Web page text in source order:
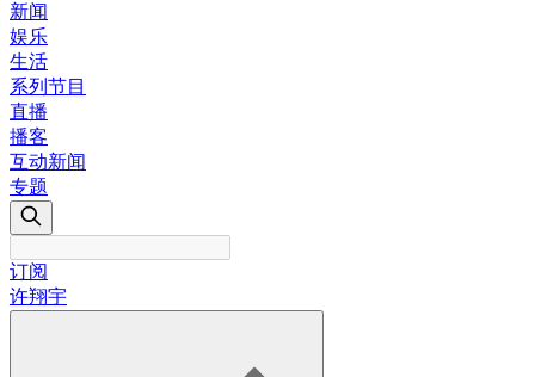
新闻
娱乐
生活
系列节目
直播
播客
互动新闻
专题
订阅
许翔宇